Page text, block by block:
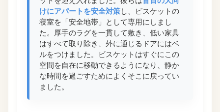
けにアパートを安全対策し、ビスケットの
寝室を「安全地帯」として専用にしまし
た。厚手のラグを一貫して敷き、低い家具
はすべて取り除き、外に通じるドアにはベ
ルをつけました。ビスケットはすぐにこの
空間を自在に移動できるようになり、静か
な時間を過ごすためによくそこに戻ってい
ました。